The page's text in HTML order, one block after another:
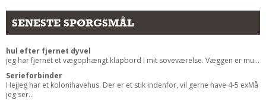
SENESTE SPØRGSMÅL
hul efter fjernet dyvel
jeg har fjernet et vægophængt klapbord i mit soveværelse. Væggen er mu...
Serieforbinder
HejJeg har et kolonihavehus. Der er et stik indenfor, vil gerne have 4-5 exMå
jeg ser...